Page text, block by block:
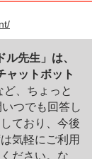
先生」は、
ャットボット
、ちょっと
つでも回答し
ており、今後
気軽にご利用
ださい。な